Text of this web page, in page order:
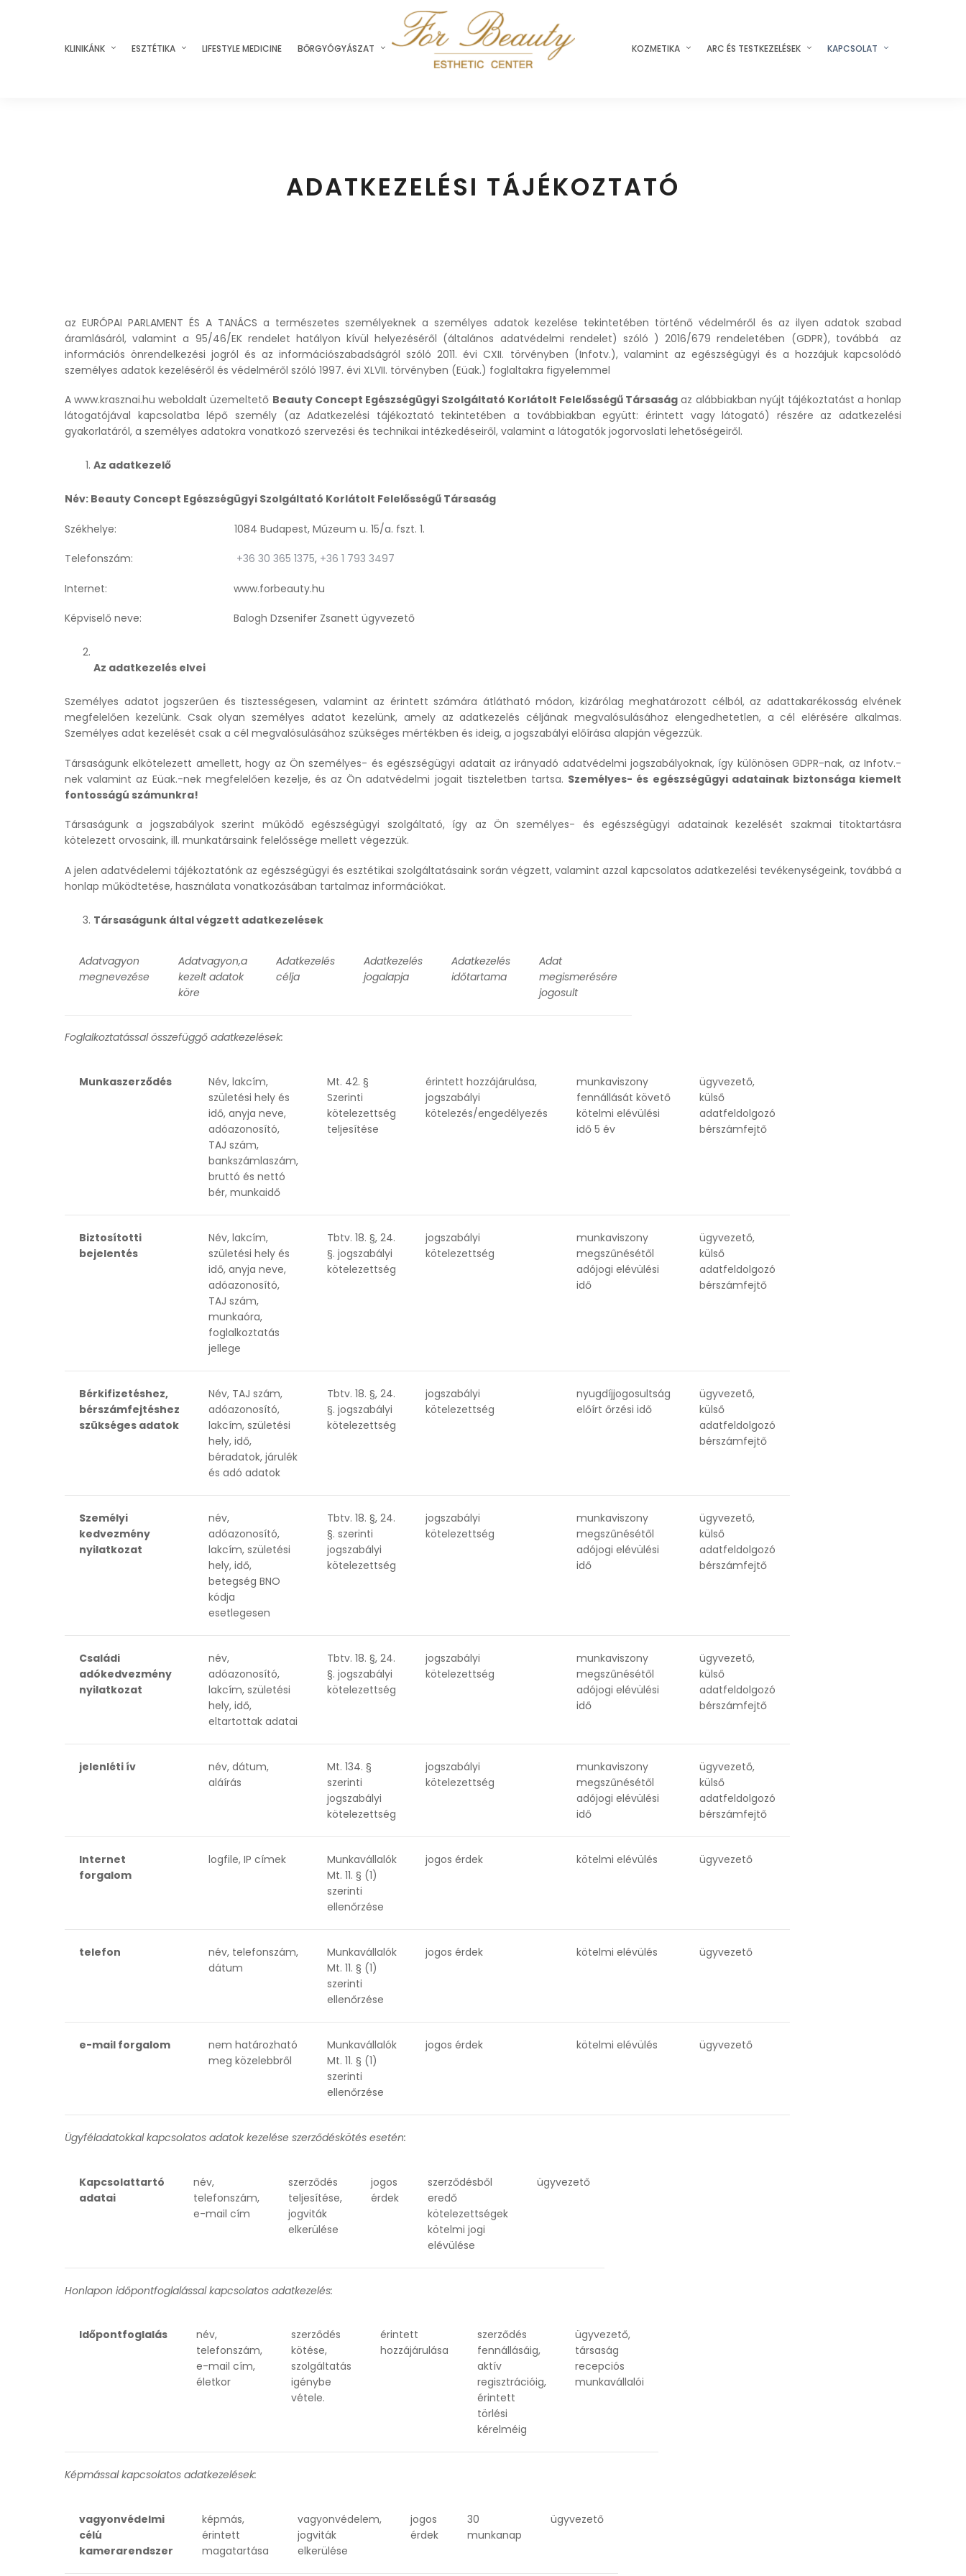
KLINIKÁNK ESZTÉTIKA LIFESTYLE MEDICINE BŐRGYÓGYÁSZAT KOZMETIKA ARC ÉS TESTKEZELÉSEK KAPCSOLAT
ADATKEZELÉSI TÁJÉKOZTATÓ
az EURÓPAI PARLAMENT ÉS A TANÁCS a természetes személyeknek a személyes adatok kezelése tekintetében történő védelméről és az ilyen adatok szabad
áramlásáról, valamint a 95/46/EK rendelet hatályon kívül helyezéséről (általános adatvédelmi rendelet) szóló ) 2016/679 rendeletében (GDPR), továbbá az
információs önrendelkezési jogról és az információszabadságról szóló 2011. évi CXII. törvényben (Infotv.), valamint az egészségügyi és a hozzájuk kapcsolódó
személyes adatok kezeléséről és védelméről szóló 1997. évi XLVII. törvényben (Eüak.) foglaltakra figyelemmel
A www.krasznai.hu weboldalt üzemeltető Beauty Concept Egészségügyi Szolgáltató Korlátolt Felelősségű Társaság az alábbiakban nyújt tájékoztatást a honlap
látogatójával kapcsolatba lépő személy (az Adatkezelési tájékoztató tekintetében a továbbiakban együtt: érintett vagy látogató) részére az adatkezelési
gyakorlatáról, a személyes adatokra vonatkozó szervezési és technikai intézkedéseiről, valamint a látogatók jogorvoslati lehetőségeiről.
Az adatkezelő
Név: Beauty Concept Egészségügyi Szolgáltató Korlátolt Felelősségű Társaság
Székhelye: 1084 Budapest, Múzeum u. 15/a. fszt. 1.
Telefonszám: +36 30 365 1375, +36 1 793 3497
Internet: www.forbeauty.hu
Képviselő neve: Balogh Dzsenifer Zsanett ügyvezető
Az adatkezelés elvei
Személyes adatot jogszerűen és tisztességesen, valamint az érintett számára átlátható módon, kizárólag meghatározott célból, az adattakarékosság elvének
megfelelően kezelünk. Csak olyan személyes adatot kezelünk, amely az adatkezelés céljának megvalósulásához elengedhetetlen, a cél elérésére alkalmas.
Személyes adat kezelését csak a cél megvalósulásához szükséges mértékben és ideig, a jogszabályi előírása alapján végezzük.
Társaságunk elkötelezett amellett, hogy az Ön személyes- és egészségügyi adatait az irányadó adatvédelmi jogszabályoknak, így különösen GDPR-nak, az Infotv.-
nek valamint az Eüak.-nek megfelelően kezelje, és az Ön adatvédelmi jogait tiszteletben tartsa. Személyes- és egészségügyi adatainak biztonsága kiemelt
fontosságú számunkra!
Társaságunk a jogszabályok szerint működő egészségügyi szolgáltató, így az Ön személyes- és egészségügyi adatainak kezelését szakmai titoktartásra
kötelezett orvosaink, ill. munkatársaink felelőssége mellett végezzük.
A jelen adatvédelemi tájékoztatónk az egészségügyi és esztétikai szolgáltatásaink során végzett, valamint azzal kapcsolatos adatkezelési tevékenységeink, továbbá a
honlap működtetése, használata vonatkozásában tartalmaz információkat.
Társaságunk által végzett adatkezelések
Adatvagyon
megnevezése
Adatvagyon,a
kezelt adatok
köre
Adatkezelés
célja
Adatkezelés
jogalapja
Adatkezelés
időtartama
Adat
megismerésére
jogosult
Foglalkoztatással összefüggő adatkezelések:
Munkaszerződés
Név, lakcím,
születési hely és
idő, anyja neve,
adóazonosító,
TAJ szám,
bankszámlaszám,
bruttó és nettó
bér, munkaidő
Mt. 42. §
Szerinti
kötelezettség
teljesítése
érintett hozzájárulása,
jogszabályi
kötelezés/engedélyezés
munkaviszony
fennállását követő
kötelmi elévülési
idő 5 év
ügyvezető,
külső
adatfeldolgozó
bérszámfejtő
Biztosítotti
bejelentés
Név, lakcím,
születési hely és
idő, anyja neve,
adóazonosító,
TAJ szám,
munkaóra,
foglalkoztatás
jellege
Tbtv. 18. §, 24.
§. jogszabályi
kötelezettség
jogszabályi
kötelezettség
munkaviszony
megszűnésétől
adójogi elévülési
idő
ügyvezető,
külső
adatfeldolgozó
bérszámfejtő
Bérkifizetéshez,
bérszámfejtéshez
szükséges adatok
Név, TAJ szám,
adóazonosító,
lakcím, születési
hely, idő,
béradatok, járulék
és adó adatok
Tbtv. 18. §, 24.
§. jogszabályi
kötelezettség
jogszabályi
kötelezettség
nyugdíjjogosultság
előírt őrzési idő
ügyvezető,
külső
adatfeldolgozó
bérszámfejtő
Személyi
kedvezmény
nyilatkozat
név,
adóazonosító,
lakcím, születési
hely, idő,
betegség BNO
kódja
esetlegesen
Tbtv. 18. §, 24.
§. szerinti
jogszabályi
kötelezettség
jogszabályi
kötelezettség
munkaviszony
megszűnésétől
adójogi elévülési
idő
ügyvezető,
külső
adatfeldolgozó
bérszámfejtő
Családi
adókedvezmény
nyilatkozat
név,
adóazonosító,
lakcím, születési
hely, idő,
eltartottak adatai
Tbtv. 18. §, 24.
§. jogszabályi
kötelezettség
jogszabályi
kötelezettség
munkaviszony
megszűnésétől
adójogi elévülési
idő
ügyvezető,
külső
adatfeldolgozó
bérszámfejtő
jelenléti ív
név, dátum,
aláírás
Mt. 134. §
szerinti
jogszabályi
kötelezettség
jogszabályi
kötelezettség
munkaviszony
megszűnésétől
adójogi elévülési
idő
ügyvezető,
külső
adatfeldolgozó
bérszámfejtő
Internet
forgalom
logfile, IP címek
Munkavállalók
Mt. 11. § (1)
szerinti
ellenőrzése
jogos érdek kötelmi elévülés ügyvezető
telefon
név, telefonszám,
dátum
Munkavállalók
Mt. 11. § (1)
szerinti
ellenőrzése
jogos érdek kötelmi elévülés ügyvezető
e-mail forgalom
nem határozható
meg közelebbről
Munkavállalók
Mt. 11. § (1)
szerinti
ellenőrzése
jogos érdek kötelmi elévülés ügyvezető
Ügyféladatokkal kapcsolatos adatok kezelése szerződéskötés esetén:
Kapcsolattartó
adatai
név,
telefonszám,
e-mail cím
szerződés
teljesítése,
jogviták
elkerülése
jogos
érdek
szerződésből
eredő
kötelezettségek
kötelmi jogi
elévülése
ügyvezető
Honlapon időpontfoglalással kapcsolatos adatkezelés:
Időpontfoglalás
név,
telefonszám,
e-mail cím,
életkor
szerződés
kötése,
szolgáltatás
igénybe
vétele.
érintett
hozzájárulása
szerződés
fennállásáig,
aktív
regisztrációig,
érintett
törlési
kérelméig
ügyvezető,
társaság
recepciós
munkavállalói
Képmással kapcsolatos adatkezelések:
vagyonvédelmi
célú
kamerarendszer
képmás,
érintett
magatartása
vagyonvédelem,
jogviták
elkerülése
jogos
érdek
30
munkanap
ügyvezető